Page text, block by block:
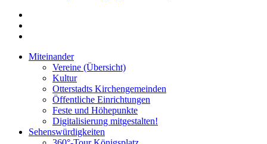
Miteinander
Vereine (Übersicht)
Kultur
Otterstadts Kirchengemeinden
Öffentliche Einrichtungen
Feste und Höhepunkte
Digitalisierung mitgestalten!
Sehenswürdigkeiten